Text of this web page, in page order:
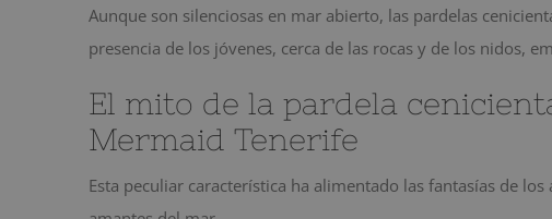
Aunque son silenciosas en mar abierto, las pardelas
presencia de los jóvenes, cerca de las rocas y de los nidos,
El mito de la pardela
Mermaid Tenerife
Esta peculiar característica ha alimentado las fantasías de